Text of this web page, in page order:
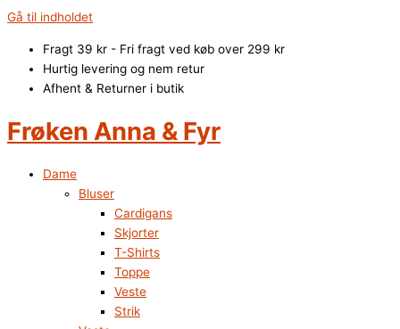
Gå til indholdet
Fragt 39 kr - Fri fragt ved køb over 299 kr
Hurtig levering og nem retur
Afhent & Returner i butik
Frøken Anna & Fyr
Dame
Bluser
Cardigans
Skjorter
T-Shirts
Toppe
Veste
Strik